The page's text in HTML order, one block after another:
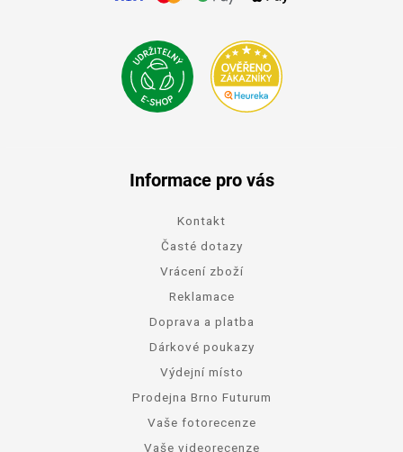
Informace pro vás
Kontakt
Časté dotazy
Vrácení zboží
Reklamace
Doprava a platba
Dárkové poukazy
Výdejní místo
Prodejna Brno Futurum
Vaše fotorecenze
Vaše videorecenze